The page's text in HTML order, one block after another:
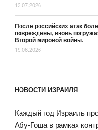
13.07.2026
После российских атак
повреждены, вновь
Второй мировой войны.
19.06.2026
НОВОСТИ ИЗРАИЛЯ
Каждый год Израиль
Абу-Гоша в рамках